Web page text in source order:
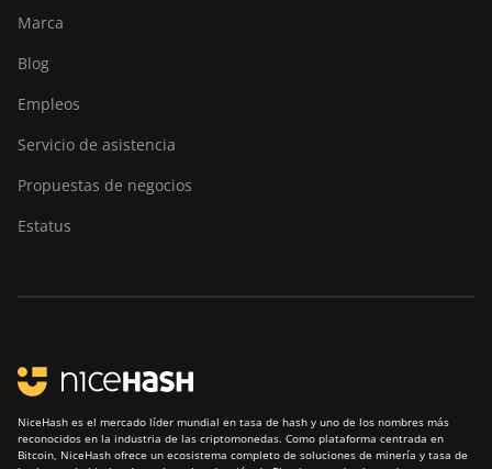
Marca
Blog
Empleos
Servicio de asistencia
Propuestas de negocios
Estatus
NiceHash es el mercado líder mundial en tasa de hash y uno de los nombres más
reconocidos en la industria de las criptomonedas. Como plataforma centrada en
Bitcoin, NiceHash ofrece un ecosistema completo de soluciones de minería y tasa de